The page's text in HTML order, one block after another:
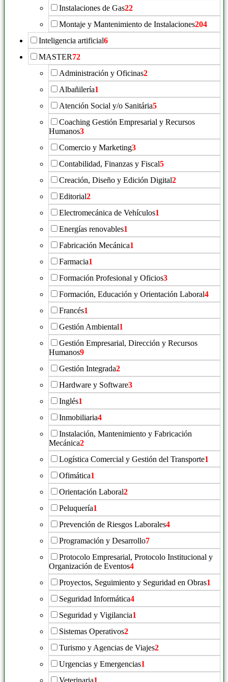
Instalaciones de Gas22
Montaje y Mantenimiento de Instalaciones204
Inteligencia artificial6
MASTER72
Administración y Oficinas2
Albañilería1
Atención Social y/o Sanitária5
Coaching Gestión Empresarial y Recursos
Humanos3
Comercio y Marketing3
Contabilidad, Finanzas y Fiscal5
Creación, Diseño y Edición Digital2
Editorial2
Electromecánica de Vehículos1
Energías renovables1
Fabricación Mecánica1
Farmacia1
Formación Profesional y Oficios3
Formación, Educación y Orientación Laboral4
Francés1
Gestión Ambiental1
Gestión Empresarial, Dirección y Recursos
Humanos9
Gestión Integrada2
Hardware y Software3
Inglés1
Inmobiliaria4
Instalación, Mantenimiento y Fabricación
Mecánica2
Logística Comercial y Gestión del Transporte1
Ofimática1
Orientación Laboral2
Peluquería1
Prevención de Riesgos Laborales4
Programación y Desarrollo7
Protocolo Empresarial, Protocolo Institucional y
Organización de Eventos4
Proyectos, Seguimiento y Seguridad en Obras1
Seguridad Informática4
Seguridad y Vigilancia1
Sistemas Operativos2
Turismo y Agencias de Viajes2
Urgencias y Emergencias1
Veterinaria1